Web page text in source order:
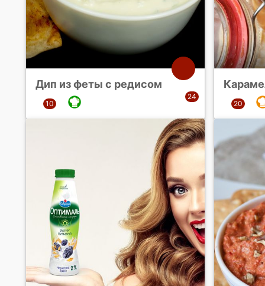
Дип из феты с редисом